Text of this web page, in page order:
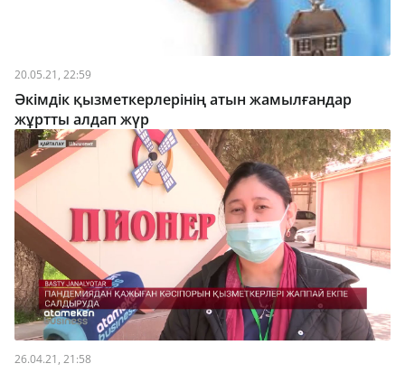
20.05.21, 22:59
Әкімдік қызметкерлерінің атын жамылғандар
жұртты алдап жүр
26.04.21, 21:58